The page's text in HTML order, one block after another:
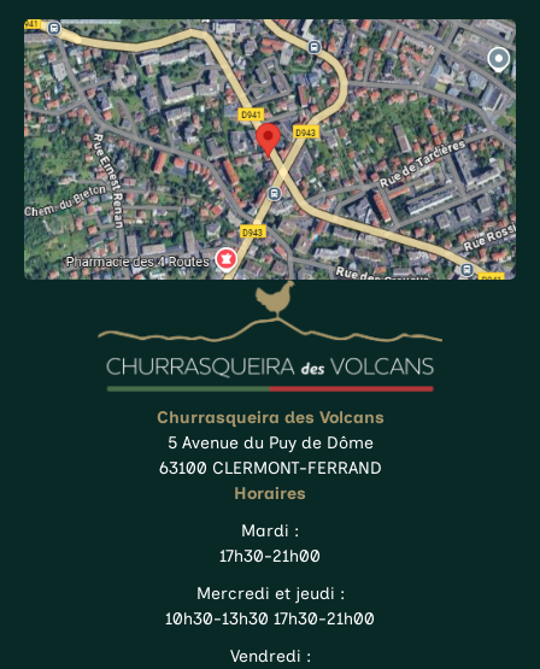
Churrasqueira des Volcans
5 Avenue du Puy de Dôme
63100 CLERMONT-FERRAND
Horaires
Mardi :
17h30-21h00
Mercredi et jeudi :
10h30-13h30 17h30-21h00
Vendredi :